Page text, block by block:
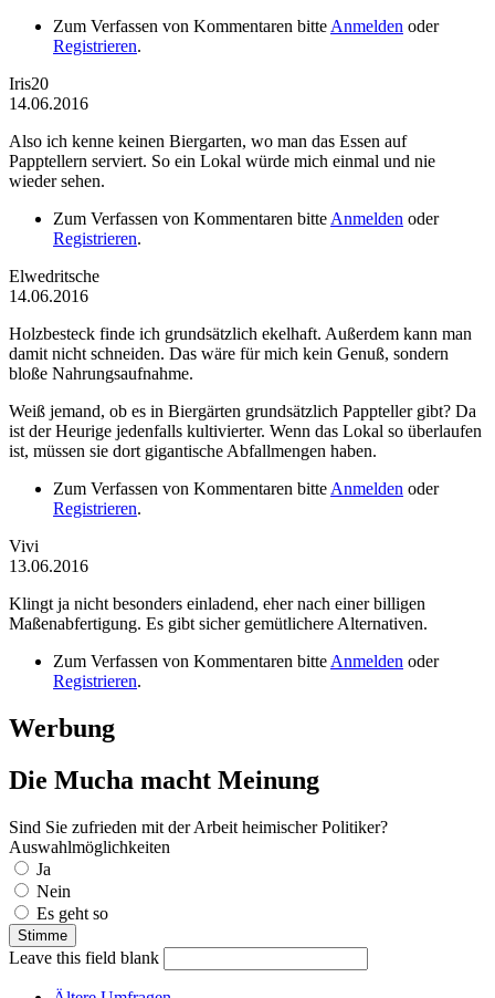
Zum Verfassen von Kommentaren bitte Anmelden oder
Registrieren.
Iris20
14.06.2016
Also ich kenne keinen Biergarten, wo man das Essen auf
Papptellern serviert. So ein Lokal würde mich einmal und nie
wieder sehen.
Zum Verfassen von Kommentaren bitte Anmelden oder
Registrieren.
Elwedritsche
14.06.2016
Holzbesteck finde ich grundsätzlich ekelhaft. Außerdem kann man
damit nicht schneiden. Das wäre für mich kein Genuß, sondern
bloße Nahrungsaufnahme.
Weiß jemand, ob es in Biergärten grundsätzlich Pappteller gibt? Da
ist der Heurige jedenfalls kultivierter. Wenn das Lokal so überlaufen
ist, müssen sie dort gigantische Abfallmengen haben.
Zum Verfassen von Kommentaren bitte Anmelden oder
Registrieren.
Vivi
13.06.2016
Klingt ja nicht besonders einladend, eher nach einer billigen
Maßenabfertigung. Es gibt sicher gemütlichere Alternativen.
Zum Verfassen von Kommentaren bitte Anmelden oder
Registrieren.
Werbung
Die Mucha macht Meinung
Sind Sie zufrieden mit der Arbeit heimischer Politiker?
Auswahlmöglichkeiten
Ja
Nein
Es geht so
Leave this field blank